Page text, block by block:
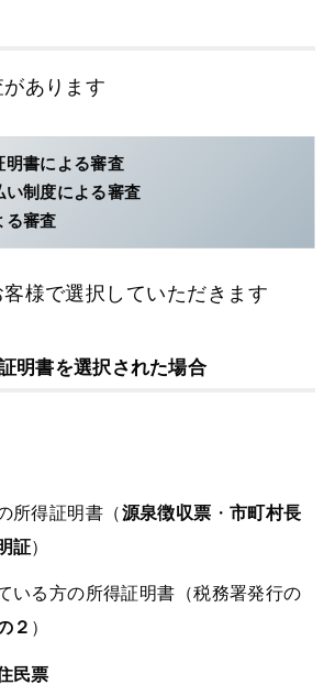
あります
明書による審査
制度による審査
審査
様で選択していただきます
明書を選択された場合
所得証明書（源泉徴収票 ・ 市町村長
証）
いる方の所得証明書（税務署発行の
２ ）
民票